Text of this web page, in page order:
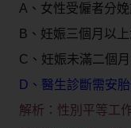
A、女性受僱者分
B、妊娠三個月以
C、妊娠未滿二個
D、醫生診斷需安
解析： 性別平等工